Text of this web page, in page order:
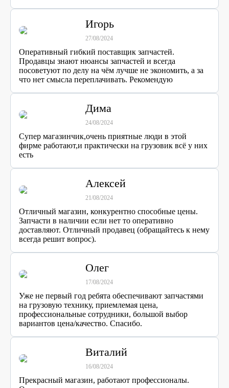
Игорь
27/08/2024
Оперативный гибкий поставщик запчастей.
Продавцы знают нюансы запчастей и всегда
посоветуют по делу на чём лучше не экономить, а за
что нет смысла переплачивать. Рекомендую
Дима
24/08/2024
Супер магазинчик,очень приятные люди в этой
фирме работают,и практически на грузовик всё у них
есть
Алексей
21/08/2024
Отличный магазин, конкурентно способные цены.
Запчасти в наличии если нет то оперативно
доставляют. Отличный продавец (обращайтесь к нему
всегда решит вопрос).
Олег
17/08/2024
Уже не первый год ребята обеспечивают запчастями
на грузовую технику, приемлемая цена,
профессиональные сотрудники, большой выбор
вариантов цена/качество. Спасибо.
Виталий
16/08/2024
Прекрасный магазин, работают профессионалы.